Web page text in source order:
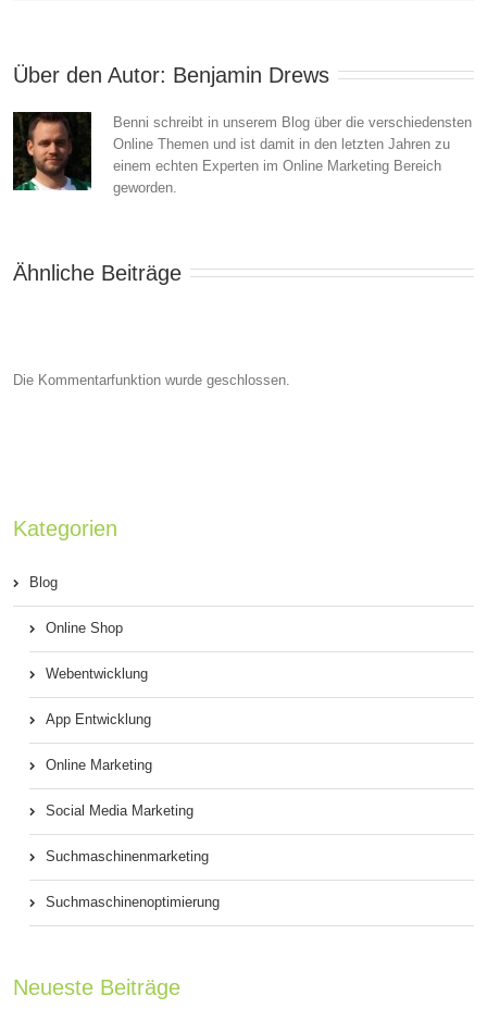
Netz
Über den Autor: Benjamin Drews
Benni schreibt in unserem Blog über die verschiedensten
Online Themen und ist damit in den letzten Jahren zu
einem echten Experten im Online Marketing Bereich
geworden.
Ähnliche Beiträge
Die Kommentarfunktion wurde geschlossen.
Kategorien
Blog
Online Shop
Webentwicklung
App Entwicklung
Online Marketing
Social Media Marketing
Suchmaschinenmarketing
Suchmaschinenoptimierung
Neueste Beiträge